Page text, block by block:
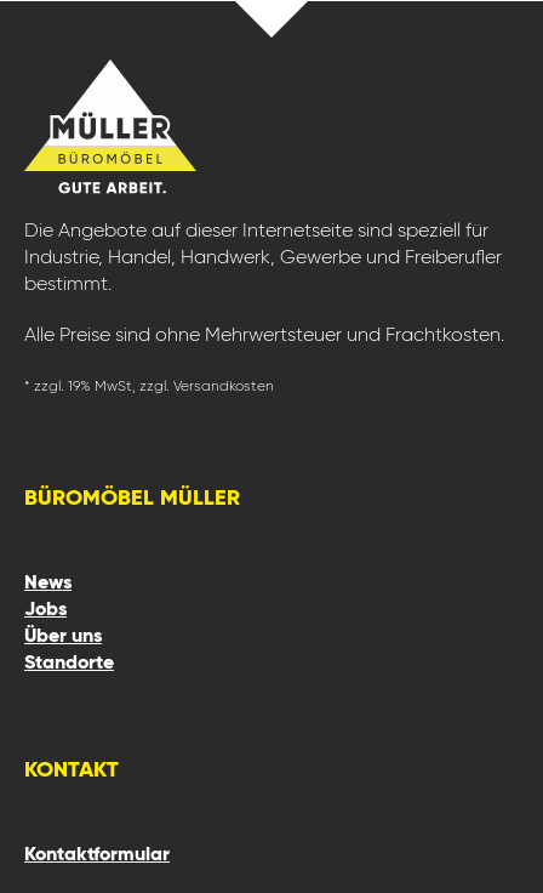
Die Angebote auf dieser Internetseite sind speziell für
Industrie, Handel, Handwerk, Gewerbe und Freiberufler
bestimmt.
Alle Preise sind ohne Mehrwertsteuer und Frachtkosten.
* zzgl. 19% MwSt, zzgl. Versandkosten
BÜROMÖBEL MÜLLER
News
Jobs
Über uns
Standorte
KONTAKT
Kontaktformular